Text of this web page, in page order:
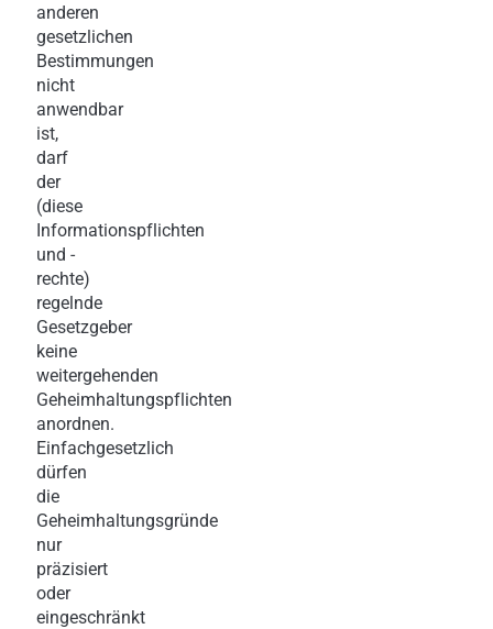
anderen
gesetzlichen
Bestimmungen
nicht
anwendbar
ist,
darf
der
(diese
Informationspflichten
und -
rechte)
regelnde
Gesetzgeber
keine
weitergehenden
Geheimhaltungspflichten
anordnen.
Einfachgesetzlich
dürfen
die
Geheimhaltungsgründe
nur
präzisiert
oder
eingeschränkt